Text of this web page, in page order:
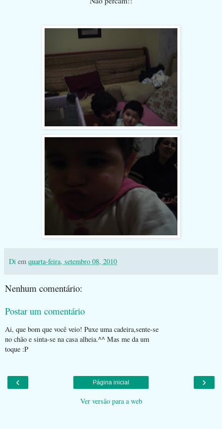
Di em quarta-feira, setembro 08, 2010
Nenhum comentário:
Postar um comentário
Ai, que bom que você veio! Puxe uma cadeira,sente-se
no chão e sinta-se na casa alheia.^^ Mas me da um
toque :P
‹ ›
Página inicial
Ver versão para a web